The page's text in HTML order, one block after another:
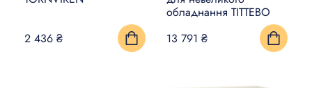
КИЛИМИ, ЦИНОВКИ ТА
ПІДЛОГИ
2 436 ₴
обладнання TITTEBO
13 791 ₴